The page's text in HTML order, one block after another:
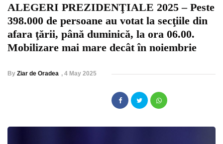
ALEGERI PREZIDENŢIALE 2025 – Peste
398.000 de persoane au votat la secţiile din
afara ţării, până duminică, la ora 06.00.
Mobilizare mai mare decât în noiembrie
By Ziar de Oradea , 4 May 2025